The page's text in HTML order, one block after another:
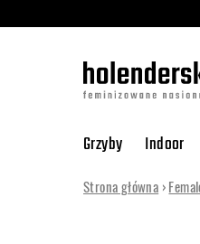
Grzyby Indoor
Strona główna ›